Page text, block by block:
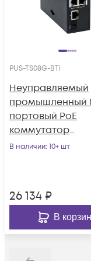
PUS-TS08G-BTi
Неуправляемый
промышленный
портовый PoE
коммутатор
POWERTONE PUS-
В наличии: 10+ шт
26 134 ₽
В